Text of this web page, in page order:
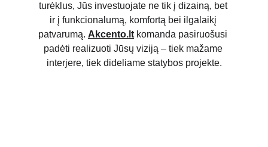
turėklus, Jūs investuojate ne tik į dizainą, bet
ir į funkcionalumą, komfortą bei ilgalaikį
patvarumą. Akcento.lt komanda pasiruošusi
padėti realizuoti Jūsų viziją – tiek mažame
interjere, tiek dideliame statybos projekte.